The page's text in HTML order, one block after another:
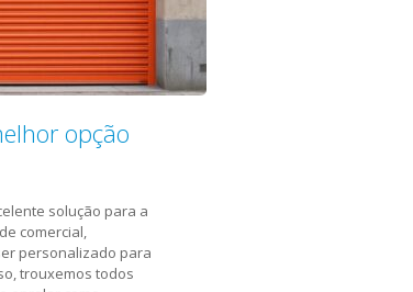
opção
solução para a
comercial,
personalizado para
trouxemos todos